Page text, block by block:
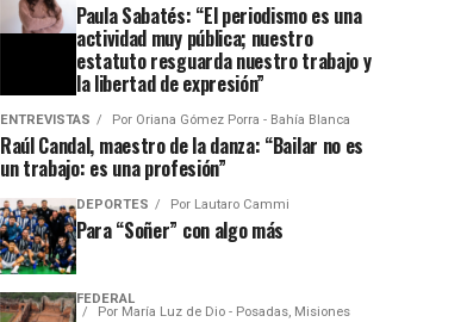
Paula Sabatés: “El periodismo es una
actividad muy pública; nuestro
estatuto resguarda nuestro trabajo y
la libertad de expresión”
ENTREVISTAS Por Oriana Gómez Porra - Bahía Blanca
Raúl Candal, maestro de la danza: “Bailar no es
un trabajo: es una profesión”
DEPORTES Por Lautaro Cammi
Para “Soñer” con algo más
FEDERAL
Por María Luz de Dio - Posadas, Misiones